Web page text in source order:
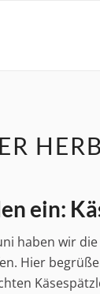
ein:
haben wir
Hier